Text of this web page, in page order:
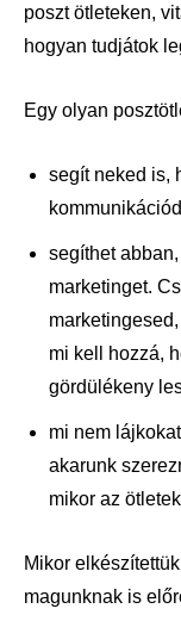
poszt ötleteken,
hogyan tudjátok
Egy olyan
segít neked is,
segíthet
marketinget.
mi kell hozzá,
gördülékeny
mi nem
akarunk
mikor az
Mikor
magunknak is